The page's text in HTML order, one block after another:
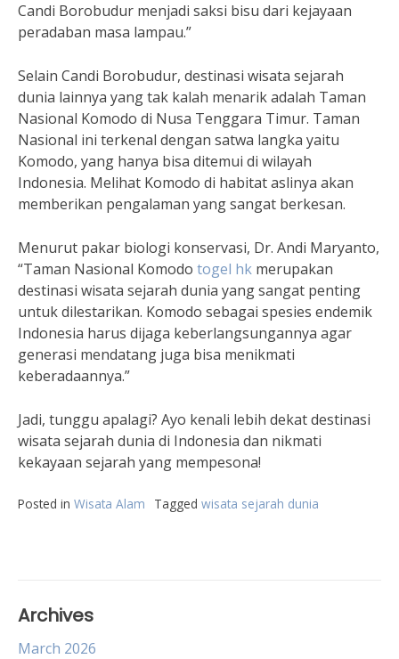
Candi Borobudur menjadi saksi bisu dari kejayaan
peradaban masa lampau.”
Selain Candi Borobudur, destinasi wisata sejarah
dunia lainnya yang tak kalah menarik adalah Taman
Nasional Komodo di Nusa Tenggara Timur. Taman
Nasional ini terkenal dengan satwa langka yaitu
Komodo, yang hanya bisa ditemui di wilayah
Indonesia. Melihat Komodo di habitat aslinya akan
memberikan pengalaman yang sangat berkesan.
Menurut pakar biologi konservasi, Dr. Andi Maryanto,
“Taman Nasional Komodo togel hk merupakan
destinasi wisata sejarah dunia yang sangat penting
untuk dilestarikan. Komodo sebagai spesies endemik
Indonesia harus dijaga keberlangsungannya agar
generasi mendatang juga bisa menikmati
keberadaannya.”
Jadi, tunggu apalagi? Ayo kenali lebih dekat destinasi
wisata sejarah dunia di Indonesia dan nikmati
kekayaan sejarah yang mempesona!
Posted in Wisata Alam Tagged wisata sejarah dunia
Archives
March 2026